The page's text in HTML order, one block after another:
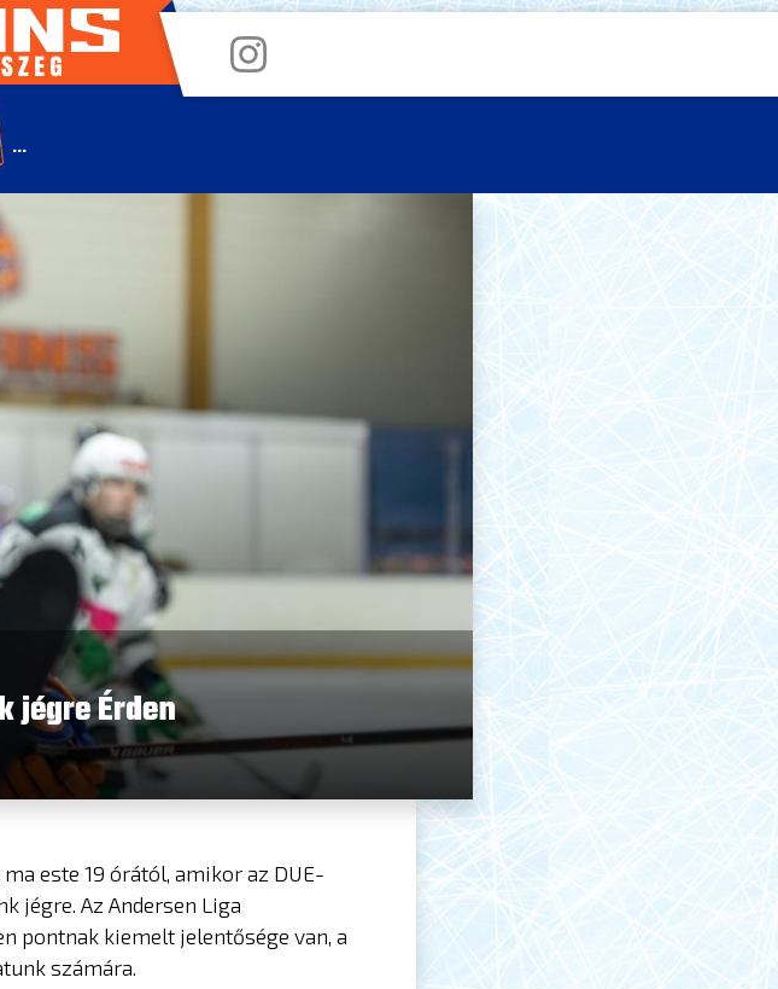
...
jégre Érden
este 19 órától, amikor az DUE-
jégre. Az Andersen Liga
pontnak kiemelt jelentősége van, a
számára.